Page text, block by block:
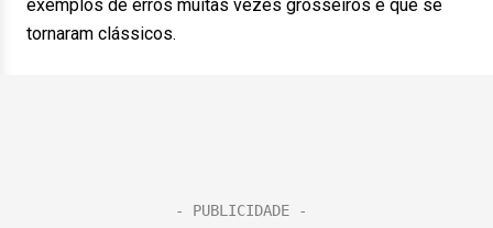
exemplos de erros muitas vezes grosseiros e que se
tornaram clássicos.